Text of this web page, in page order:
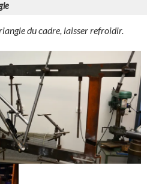
du cadre, laisser refroidir.